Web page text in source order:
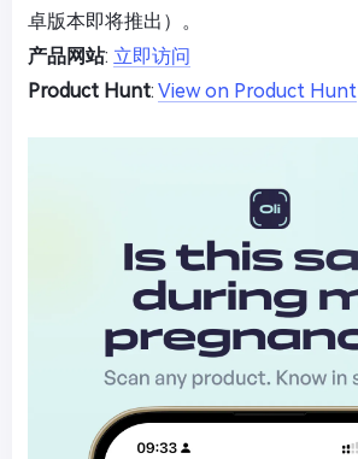
卓版本即将推出）。
产品网站: 立即访问
Product Hunt: View on Product Hunt